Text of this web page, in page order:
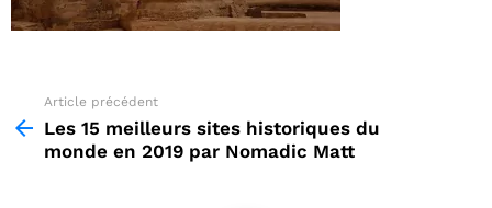
more
Article précédent
Les 15 meilleurs sites historiques du
monde en 2019 par Nomadic Matt